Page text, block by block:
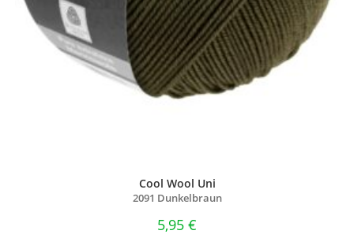
Cool Wool Uni
2091 Dunkelbraun
5,95 €